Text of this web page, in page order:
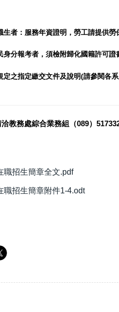
生者：服務年資證明，勞工請提供
身分報考者，須檢附歸化國籍許可
定之指定繳交文件及說明(請參閱各系
教務處綜合業務組（089）
職招生簡章全文.pdf
職招生簡章附件1-4.odt